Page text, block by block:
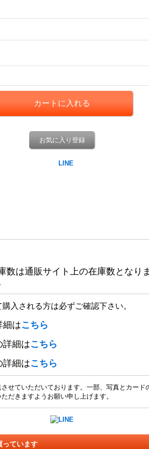
お気に入り登録
数は通販サイト上の在庫数となり
入される方は必ずご確認下さい。
細はこちら
詳細はこちら
詳細はこちら
せていただいております。一部、写真とカード
だきますようお願い申し上げます。
っています